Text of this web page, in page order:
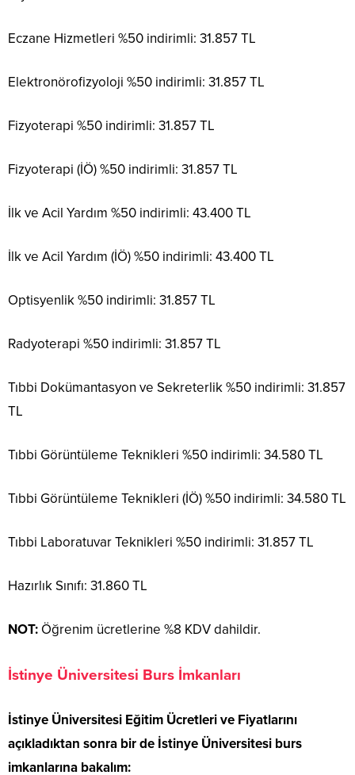
Eczane Hizmetleri %50 indirimli: 31.857 TL
Elektronörofizyoloji %50 indirimli: 31.857 TL
Fizyoterapi %50 indirimli: 31.857 TL
Fizyoterapi (İÖ) %50 indirimli: 31.857 TL
İlk ve Acil Yardım %50 indirimli: 43.400 TL
İlk ve Acil Yardım (İÖ) %50 indirimli: 43.400 TL
Optisyenlik %50 indirimli: 31.857 TL
Radyoterapi %50 indirimli: 31.857 TL
Tıbbi Dokümantasyon ve Sekreterlik %50 indirimli: 31.857
TL
Tıbbi Görüntüleme Teknikleri %50 indirimli: 34.580 TL
Tıbbi Görüntüleme Teknikleri (İÖ) %50 indirimli: 34.580 TL
Tıbbi Laboratuvar Teknikleri %50 indirimli: 31.857 TL
Hazırlık Sınıfı: 31.860 TL
NOT: Öğrenim ücretlerine %8 KDV dahildir.
İstinye Üniversitesi Burs İmkanları
İstinye Üniversitesi Eğitim Ücretleri ve Fiyatlarını
açıkladıktan sonra bir de İstinye Üniversitesi burs
imkanlarına bakalım: